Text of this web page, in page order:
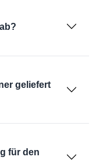
geliefert
für den